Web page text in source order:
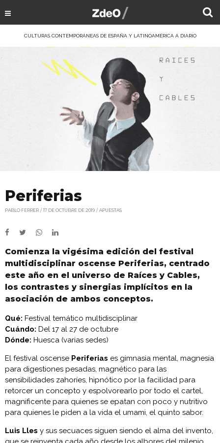
CULTURAS CONTEMPORÁNEAS DE ESPAÑA Y LATINOAMÉRICA A DIARIO
Periferias
PABLO FERRER 17 DE OCTUBRE DE 2019 APUESTAS
Comienza la vigésima edición del festival
multidisciplinar oscense Periferias, centrado
este año en el universo de Raíces y Cables,
los contrastes y sinergias implícitos en la
asociación de ambos conceptos.
Qué: Festival temático multidisciplinar
Cuándo: Del 17 al 27 de octubre
Dónde: Huesca (varias sedes)
El festival oscense Periferias es gimnasia mental, magnesia
para digestiones pesadas, magnético para las
sensibilidades zahoríes, hipnótico por la facilidad para
retorcer un concepto y espolvorearlo por todo el cartel,
magnificente para quienes se epatan con poco y nutritivo
para quienes le piden a la vida el umami, el quinto sabor.
Luis Lles y sus secuaces siguen siendo el alma del invento,